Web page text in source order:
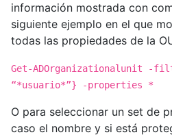
información mostrada con
siguiente ejemplo en el que
todas las propiedades de la
Get-ADOrganizationalunit -
“*usuario*”} -properties *
O para seleccionar un set de
caso el nombre y si está